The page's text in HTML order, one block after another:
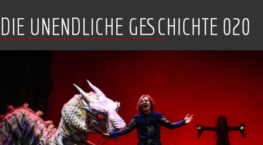
Werkverzeichnis
Biografie
DIE UNENDLICHE GESCHICHTE 020